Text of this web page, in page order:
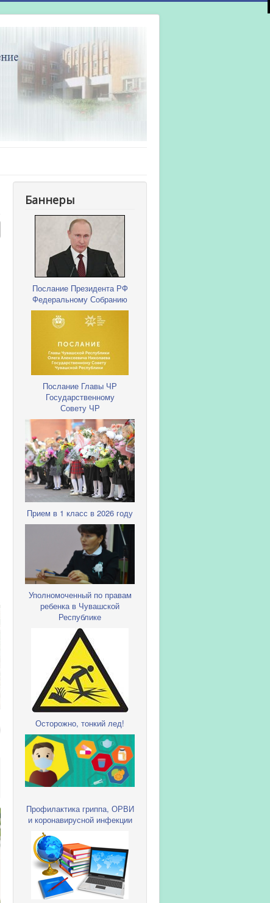
Баннеры
Послание Президента РФ
Федеральному Собранию
Послание Главы ЧР
Государственному
Совету ЧР
Прием в 1 класс в 2026 году
Уполномоченный по правам
ребенка в Чувашской
Республике
Осторожно, тонкий лед!
Профилактика гриппа, ОРВИ
и коронавирусной инфекции